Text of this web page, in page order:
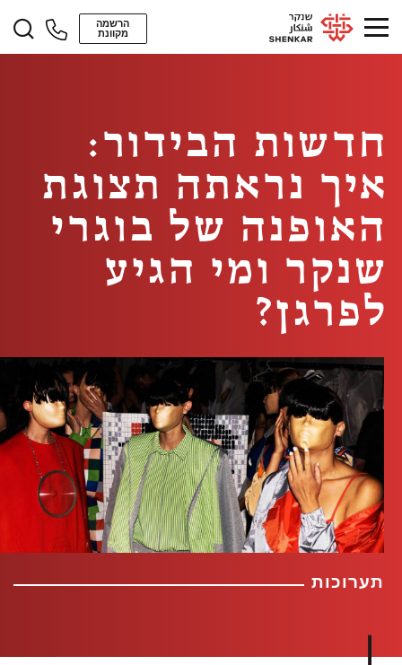
הרשמה
מקוונת
חדשות הבידור:
איך נראתה תצוגת
האופנה של בוגרי
שנקר ומי הגיע
לפרגן?
תערוכות